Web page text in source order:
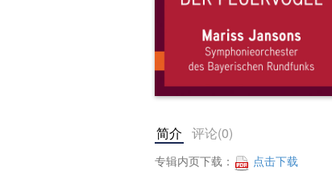
简介 评论(0)
专辑内页下载：
点击下载